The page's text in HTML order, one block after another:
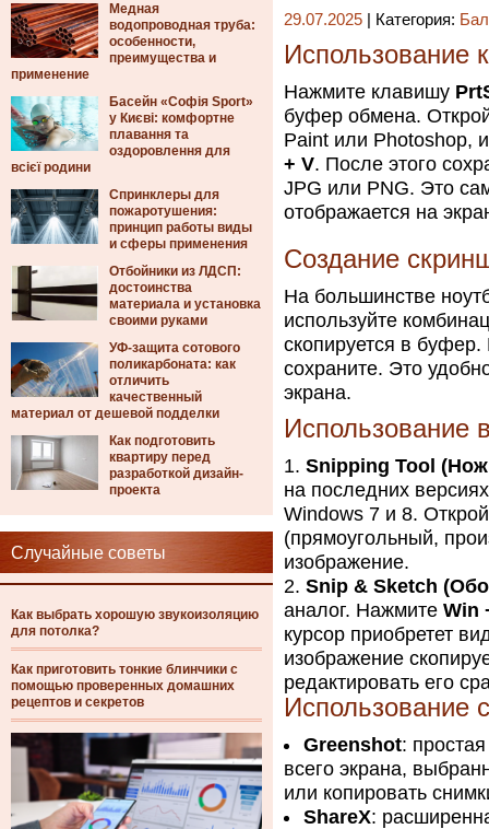
Медная
водопроводная труба:
особенности,
преимущества и
применение
Басейн «Софія Sport»
у Києві: комфортне
плавання та
оздоровлення для
всієї родини
Спринклеры для
пожаротушения:
принцип работы виды
и сферы применения
Отбойники из ЛДСП:
достоинства
материала и установка
своими руками
УФ-защита сотового
поликарбоната: как
отличить
качественный
материал от дешевой подделки
Как подготовить
квартиру перед
разработкой дизайн-
проекта
Случайные советы
Как выбрать хорошую звукоизоляцию
для потолка?
Как приготовить тонкие блинчики с
помощью проверенных домашних
рецептов и секретов
29.07.2025 | Категория:
Использование
Нажмите клавишу
буфер обмена.
Paint или Photoshop,
+ V. После этого
JPG или PNG. Это
отображается на
Создание
На большинстве
используйте
скопируется в
сохраните. Это
экрана.
Использование
Snipping Tool
на последних
Windows 7 и 8.
(прямоугольный,
изображение.
Snip & Sketch
аналог. Нажмите Win
курсор приобретет
изображение
редактировать его
Использование
Greenshot:
всего экрана,
или копировать
ShareX: